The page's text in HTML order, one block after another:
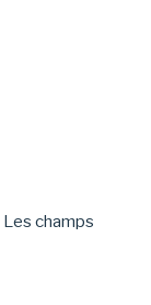
Les champs